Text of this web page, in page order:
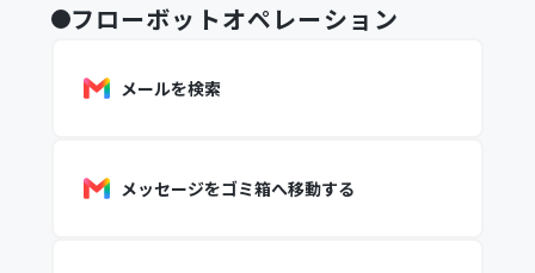
フローボットオペレーション
メールを検索
メッセージをゴミ箱へ移動する